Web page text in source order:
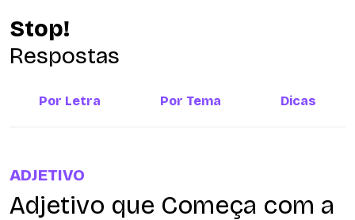
Stop!
Respostas
Por Letra Por Tema Dicas
ADJETIVO
Adjetivo que Começa com a